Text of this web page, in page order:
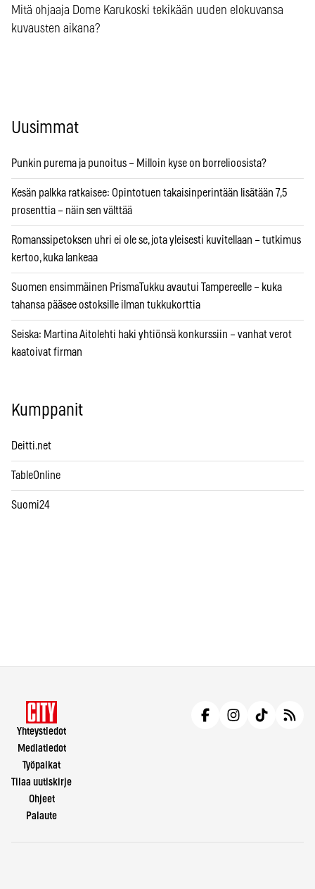
Mitä ohjaaja Dome Karukoski tekikään uuden elokuvansa
kuvausten aikana?
Uusimmat
Punkin purema ja punoitus – Milloin kyse on borrelioosista?
Kesän palkka ratkaisee: Opintotuen takaisinperintään lisätään 7,5
prosenttia – näin sen välttää
Romanssipetoksen uhri ei ole se, jota yleisesti kuvitellaan – tutkimus
kertoo, kuka lankeaa
Suomen ensimmäinen PrismaTukku avautui Tampereelle – kuka
tahansa pääsee ostoksille ilman tukkukorttia
Seiska: Martina Aitolehti haki yhtiönsä konkurssiin – vanhat verot
kaatoivat firman
Kumppanit
Deitti.net
TableOnline
Suomi24
Yhteystiedot
Mediatiedot
Työpaikat
Tilaa uutiskirje
Ohjeet
Palaute